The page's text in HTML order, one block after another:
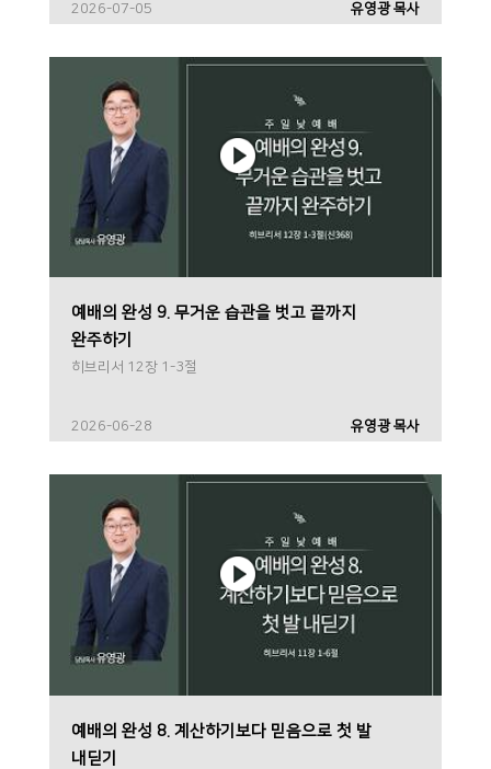
2026-07-05 유영광 목사
예배의 완성 9. 무거운 습관을 벗고 끝까지
완주하기
히브리서 12장 1-3절
2026-06-28 유영광 목사
예배의 완성 8. 계산하기보다 믿음으로 첫 발
내딛기